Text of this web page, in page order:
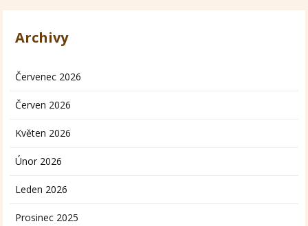
Archivy
Červenec 2026
Červen 2026
Květen 2026
Únor 2026
Leden 2026
Prosinec 2025